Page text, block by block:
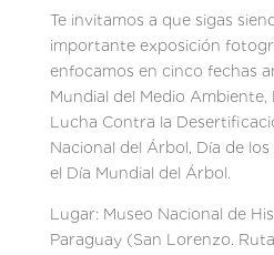
Te invitamos a que sigas
importante exposición
enfocamos en cinco fechas
Mundial del Medio Ambiente,
Lucha Contra la
Nacional del Árbol, Día de
el Día Mundial del Árbol.
Lugar: Museo Nacional de
Paraguay (San Lorenzo.